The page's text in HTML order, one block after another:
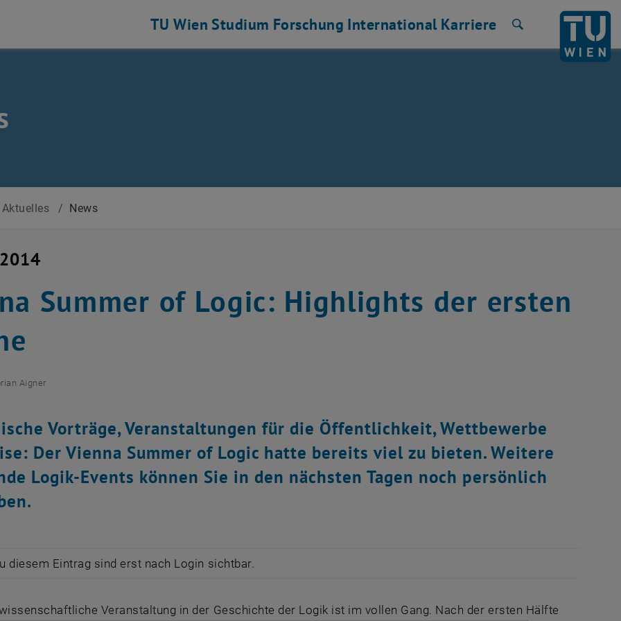
TU Wien Studium Forschung International Karriere
Aktuelles / News
Summer of Logic: Highlights der ersten
Aigner
Vorträge, Veranstaltungen für die Öffentlichkeit, Wettbewerbe
Der Vienna Summer of Logic hatte bereits viel zu bieten. Weitere
Logik-Events können Sie in den nächsten Tagen noch persönlich
diesem Eintrag sind erst nach Login sichtbar.
Veranstaltung in der Geschichte der Logik ist im vollen Gang. Nach der ersten Hälfte